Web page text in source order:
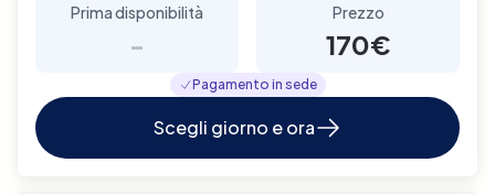
Prima disponibilità
-
Prezzo
170€
Pagamento in sede
Scegli giorno e ora